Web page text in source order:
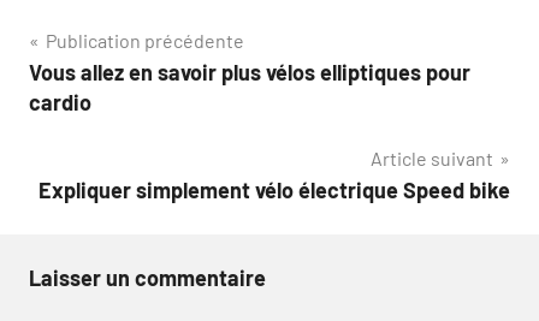
Navigation
de
Publication précédente
Vous allez en savoir plus vélos elliptiques pour
cardio
Article suivant
Expliquer simplement vélo électrique Speed bike
Laisser un commentaire